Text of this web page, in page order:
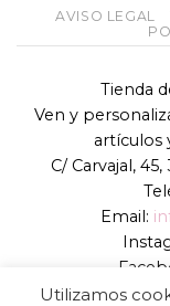
AVISO LEGAL
Tienda
Ven y
artículos
C/ Carvajal,
Email:
Utilizamos